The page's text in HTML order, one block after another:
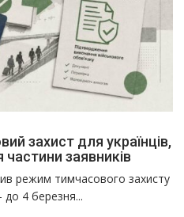
захист для українців,
заявників
режим тимчасового захисту
до 4 березня...